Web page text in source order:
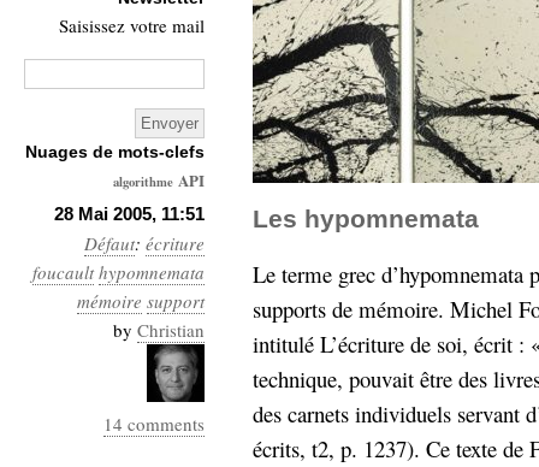
28 Mai 2005, 11:51
Défaut: écriture
foucault hypomnemata
mémoire support
by Christian
14 comments
Les hypomnemata
Le terme grec d’hypomnemata
supports de mémoire. Michel
intitulé L’écriture de soi, écrit :
technique, pouvait être des
des carnets individuels servant
écrits, t2, p. 1237). Ce texte de
Saisissez votre mail
Nuages de mots-clefs
algorithme API
Architecture
Ars-
Industrialis
business_model
cinéma
Cloud